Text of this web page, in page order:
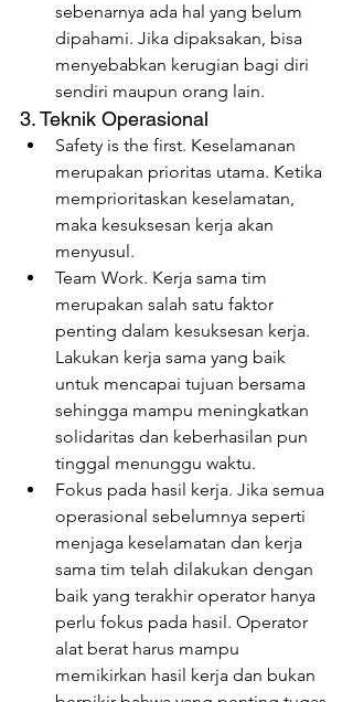
sebenarnya ada hal yang belum
dipahami. Jika dipaksakan, bisa
menyebabkan kerugian bagi diri
sendiri maupun orang lain.
3. Teknik Operasional
Safety is the first. Keselamanan
merupakan prioritas utama. Ketika
memprioritaskan keselamatan,
maka kesuksesan kerja akan
menyusul.
Team Work. Kerja sama tim
merupakan salah satu faktor
penting dalam kesuksesan kerja.
Lakukan kerja sama yang baik
untuk mencapai tujuan bersama
sehingga mampu meningkatkan
solidaritas dan keberhasilan pun
tinggal menunggu waktu.
Fokus pada hasil kerja. Jika semua
operasional sebelumnya seperti
menjaga keselamatan dan kerja
sama tim telah dilakukan dengan
baik yang terakhir operator hanya
perlu fokus pada hasil. Operator
alat berat harus mampu
memikirkan hasil kerja dan bukan